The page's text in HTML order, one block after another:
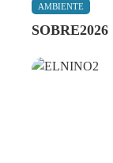
AMBIENTE
SOBRE2026